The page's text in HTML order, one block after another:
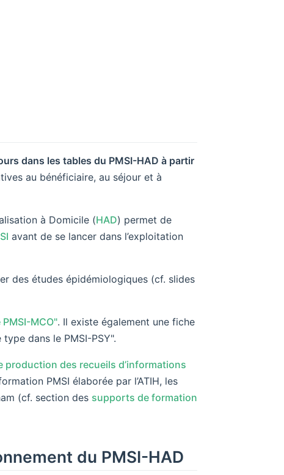
dans les tables du PMSI-HAD à partir
au bénéficiaire, au séjour et à
à Domicile (HAD) permet de
avant de se lancer dans l’exploitation
des études épidémiologiques (cf. slides
MCO". Il existe également une fiche
dans le PMSI-PSY".
production des recueils d’informations
window)PMSI élaborée par l’ATIH, les
(cf. section des supports de formation
du PMSI-HAD